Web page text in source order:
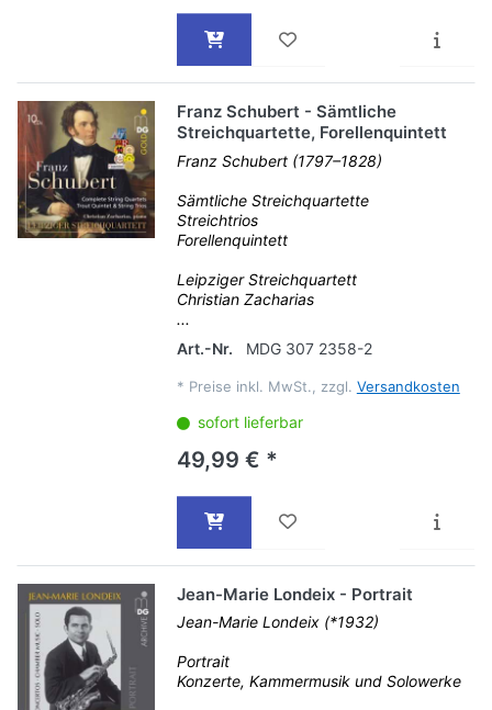
Franz Schubert - Sämtliche
Streichquartette, Forellenquintett
Franz Schubert (1797–1828)
Sämtliche Streichquartette
Streichtrios
Forellenquintett
Leipziger Streichquartett
Christian Zacharias
...
Art.-Nr.
MDG 307 2358-2
* Preise inkl. MwSt., zzgl. Versandkosten
sofort lieferbar
49,99 € *
Jean-Marie Londeix - Portrait
Jean-Marie Londeix (*1932)
Portrait
Konzerte, Kammermusik und Solowerke